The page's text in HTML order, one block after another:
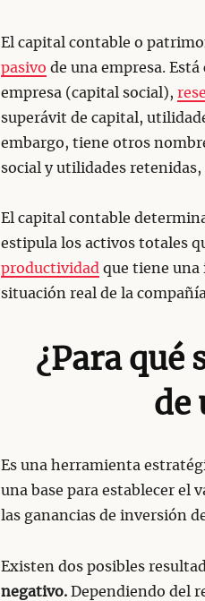
El capital contable o
pasivo de una empresa.
empresa (capital social),
superávit de capital,
embargo, tiene otros
social y utilidades
El capital contable
estipula los activos totales
productividad que tiene una
situación real de la
¿Para qué
de
Es una herramienta
una base para establecer el
las ganancias de inversión
Existen dos posibles
negativo. Dependiendo del